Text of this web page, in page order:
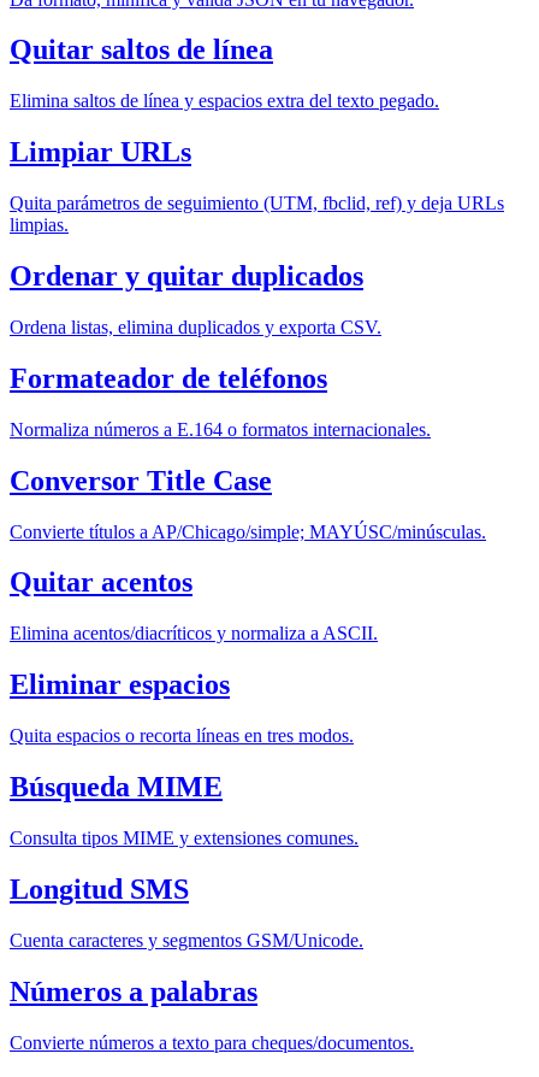
Quitar saltos de línea
Elimina saltos de línea y espacios extra del texto pegado.
Limpiar URLs
Quita parámetros de seguimiento (UTM, fbclid, ref) y deja URLs
limpias.
Ordenar y quitar duplicados
Ordena listas, elimina duplicados y exporta CSV.
Formateador de teléfonos
Normaliza números a E.164 o formatos internacionales.
Conversor Title Case
Convierte títulos a AP/Chicago/simple; MAYÚSC/minúsculas.
Quitar acentos
Elimina acentos/diacríticos y normaliza a ASCII.
Eliminar espacios
Quita espacios o recorta líneas en tres modos.
Búsqueda MIME
Consulta tipos MIME y extensiones comunes.
Longitud SMS
Cuenta caracteres y segmentos GSM/Unicode.
Números a palabras
Convierte números a texto para cheques/documentos.